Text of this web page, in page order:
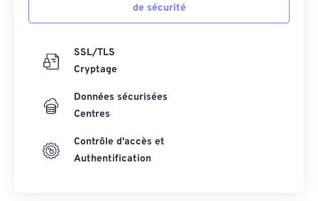
de sécurité
SSL/TLS
Cryptage
Données sécurisées
Centres
Contrôle d'accès et
Authentification